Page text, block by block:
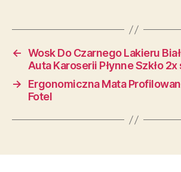
← Wosk Do Czarnego Lakieru
Auta Karoserii Płynne Szkło 2x
→
Ergonomiczna Mata
Fotel